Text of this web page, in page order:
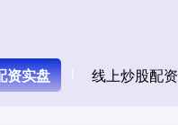
资实盘 线上炒股配资